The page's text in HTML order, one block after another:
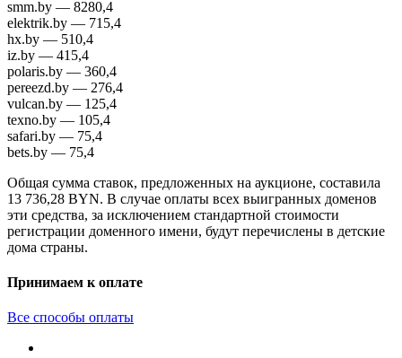
smm.by — 8280,4
elektrik.by — 715,4
hx.by — 510,4
iz.by — 415,4
polaris.by — 360,4
pereezd.by — 276,4
vulcan.by — 125,4
texno.by — 105,4
safari.by — 75,4
bets.by — 75,4
Общая сумма ставок, предложенных на аукционе, составила
13 736,28 BYN. В случае оплаты всех выигранных доменов
эти средства, за исключением стандартной стоимости
регистрации доменного имени, будут перечислены в детские
дома страны.
Принимаем к оплате
Все способы оплаты